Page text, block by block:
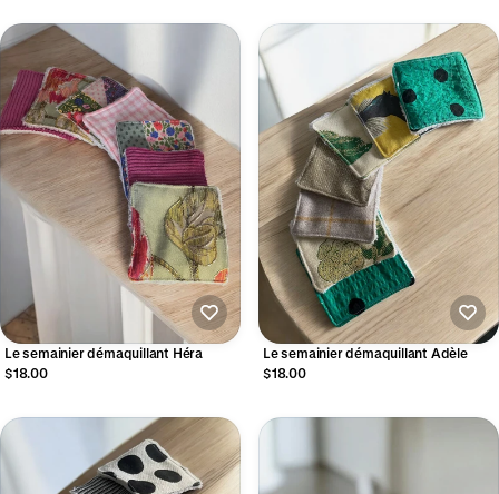
Le semainier démaquillant Héra
$18.00
Le semainier démaquillant Adèle
$18.00